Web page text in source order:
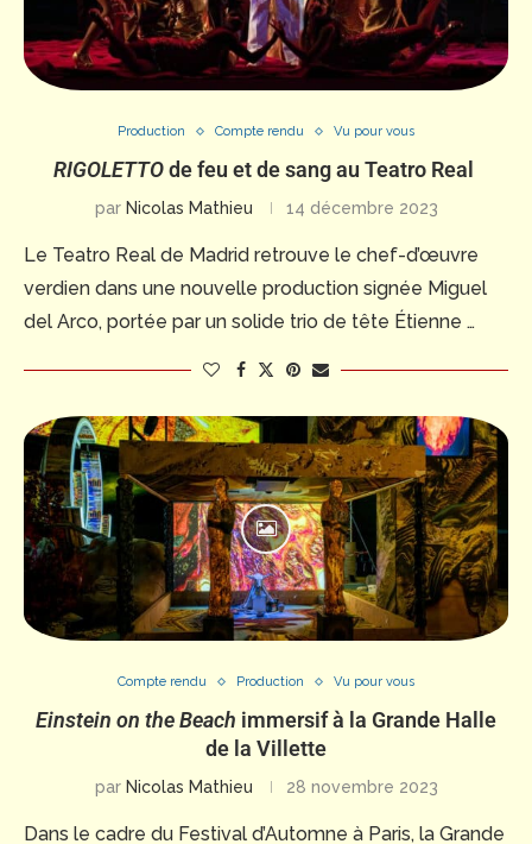
Production Compte rendu Vu pour vous
RIGOLETTOde feu et de sang au Teatro Real
par Nicolas Mathieu 14 décembre 2023
Le Teatro Real de Madrid retrouve le chef-d’œuvre
verdien dans une nouvelle production signée Miguel
del Arco, portée par un solide trio de tête Étienne …
Compte rendu Production Vu pour vous
Einstein on the Beach immersif à la Grande Halle
de la Villette
par Nicolas Mathieu 28 novembre 2023
Dans le cadre du Festival d’Automne à Paris, la Grande